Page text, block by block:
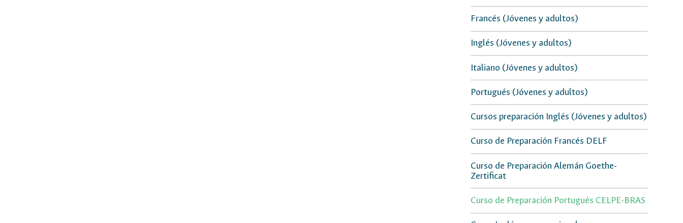
Francés (Jóvenes y adultos)
Inglés (Jóvenes y adultos)
Italiano (Jóvenes y adultos)
Portugués (Jóvenes y adultos)
Cursos preparación Inglés (Jóvenes y adultos)
Curso de Preparación Francés DELF
Curso de Preparación Alemán Goethe-
Zertificat
Curso de Preparación Portugués CELPE-BRAS